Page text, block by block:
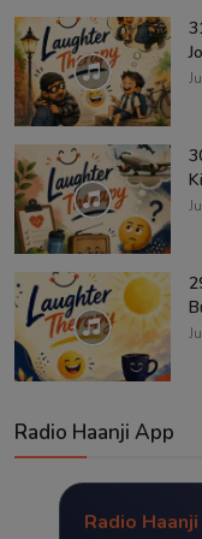
Radio Haanji App
Radio Haanji